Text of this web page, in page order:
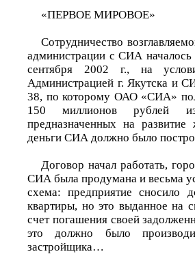
«ПЕРВОЕ МИРОВОЕ»
Сотрудничество
администрации с СИА началось
сентября 2002 г., на
Администрацией г. Якутска и
38, по которому ОАО «СИА»
150 миллионов рублей из
предназначенных на
деньги СИА должно было
Договор начал работать,
СИА была продумана и весьма
схема: предприятие сносило
квартиры, но это выданное на
счет погашения своей
это должно было
застройщика…